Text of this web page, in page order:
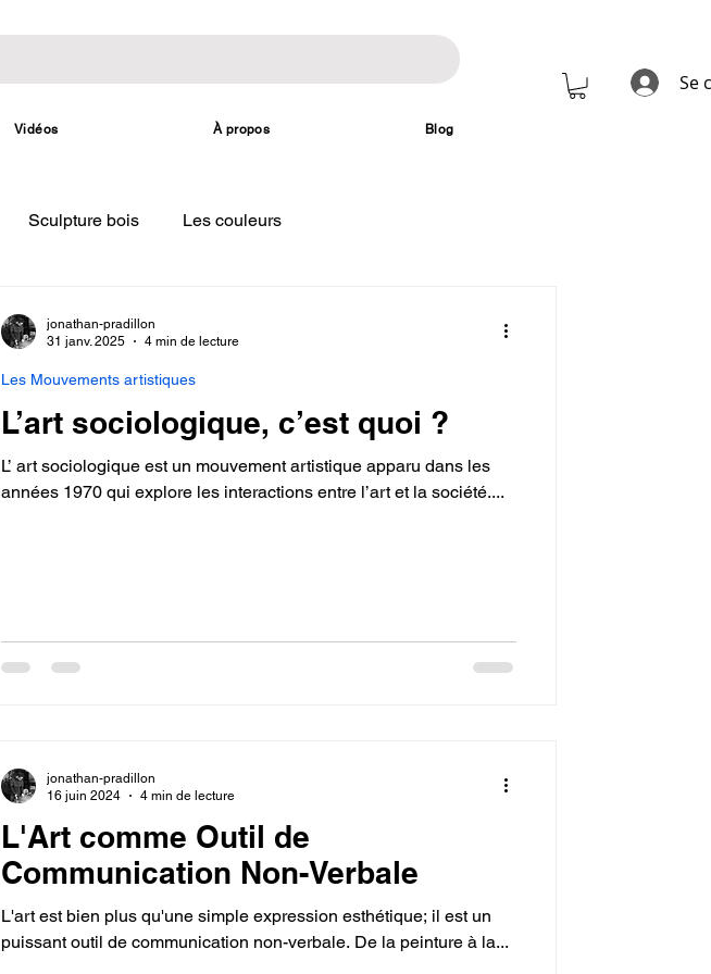
Se
Vidéos À propos Blog
Sculpture bois Les couleurs
L’art sociologique, c’est quoi ?
L’ art sociologique est un mouvement artistique apparu dans les
années 1970 qui explore les interactions entre l’art et la société....
Les Mouvements artistiques
jonathan-pradillon
31 janv. 2025
4 min de lecture
L'Art comme Outil de
Communication Non-Verbale
L'art est bien plus qu'une simple expression esthétique; il est un
puissant outil de communication non-verbale. De la peinture à la...
jonathan-pradillon
16 juin 2024
4 min de lecture